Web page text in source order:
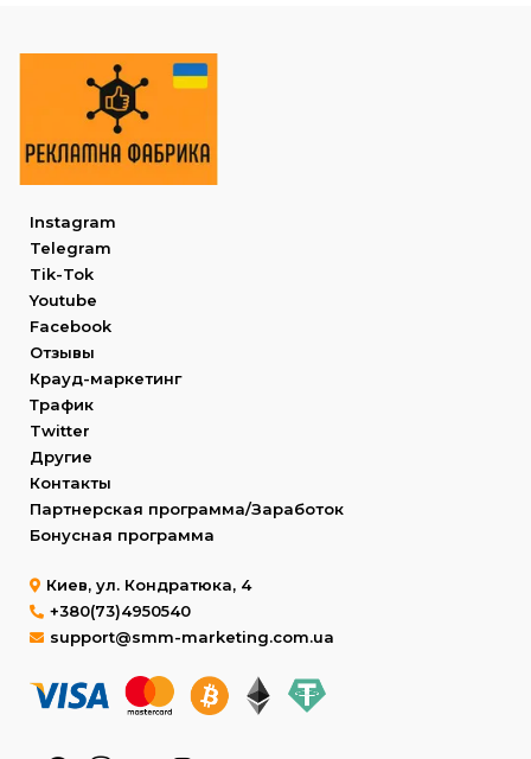
Instagram
Telegram
Tik-Tok
Youtube
Facebook
Отзывы
Крауд-маркетинг
Трафик
Twitter
Другие
Контакты
Партнерская программа/Заработок
Бонусная программа
Киев, ул. Кондратюка, 4
+380(73)4950540
support@smm-marketing.com.ua